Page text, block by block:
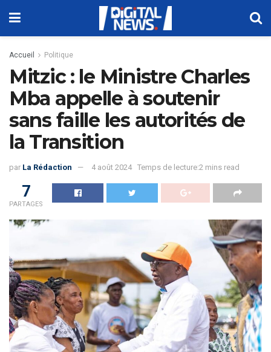
Accueil Politique
Mitzic : le Ministre Charles
Mba appelle à soutenir
sans faille les autorités de
la Transition
par La Rédaction 4 août 2024 Temps de lecture:2 mins read
7
PARTAGES